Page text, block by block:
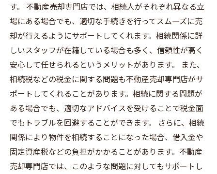
す。 不動産売却専門店では、相続人がそれぞれ異なる立
場にある場合でも、適切な手続きを行ってスムーズに売
却が行えるようにサポートしてくれます。相続関係に詳
しいスタッフが在籍している場合も多く、信頼性が高く
安心して任せられるというメリットがあります。 また、
相続税などの税金に関する問題も不動産売却専門店がサ
ポートしてくれることがあります。相続に関する問題が
ある場合でも、適切なアドバイスを受けることで税金面
でもトラブルを回避することができます。 さらに、相続
関係により物件を相続することになった場合、借入金や
固定資産税などの負担がかかることがあります。不動産
売却専門店では、このような問題に対してもサポートし